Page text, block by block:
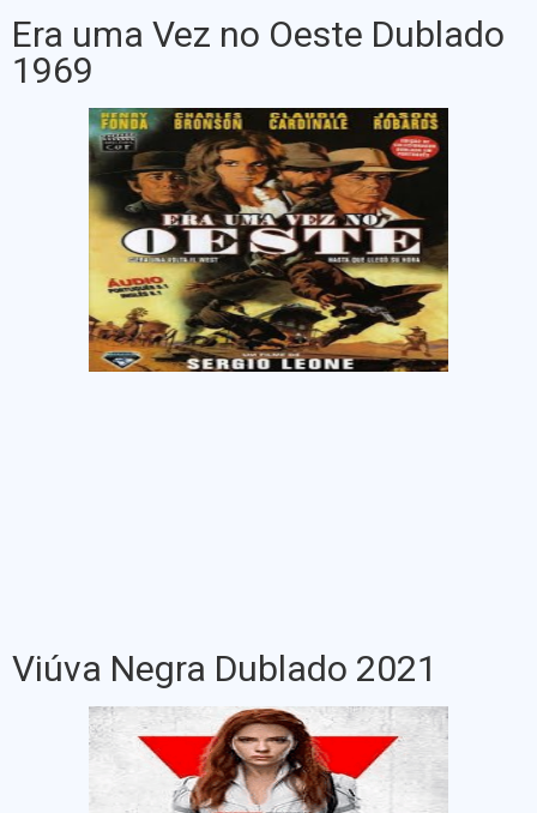
Era uma Vez no Oeste Dublado
1969
Viúva Negra Dublado 2021